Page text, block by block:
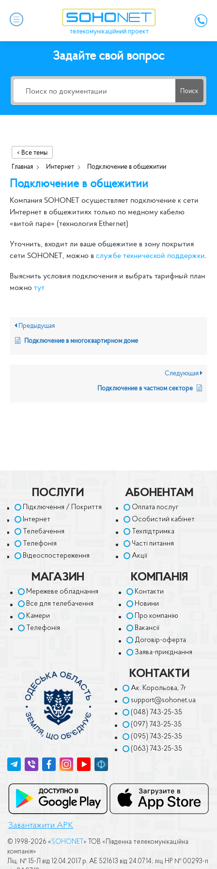
телекомунікаційний проект
Задайте свой вопрос
Поиск
< Все темы
Главная
Интернет Подключение в общежитии
Подключение в общежитии
Компания SOHONET осуществляет подключение к сети
Интернет в общежитиях только по медному кабелю
«витой паре» (технология Ethernet)
Уточнить, входит ли ваше общежитие в зону покрытия
сети SOHONET, можно в службе технической поддержки.
Выяснить условия подключения и выбрать тарифный план
можно тут
Предыдущая
Подключение в многоквартирном доме
Следующая
Подключение в частном секторе
ПОСЛУГИ
Підключення / Покриття
Інтернет
Телебачення
Телефонія
Відеоспостереження
АБОНЕНТАМ
Оплата послуг
Особистий кабінет
Техпідтримка
Часті питання
Акції
МАГАЗИН
Мережеве обладнання
Все для телебачення
Камери
Телефонія
КОМПАНІЯ
Контакти
Новини
Про компанію
Вакансії
Договір-оферта
Заява-приєднання
КОНТАКТИ
Ак. Корольова, 7г
support@sohonet.ua
(048) 743-25-35
(097) 743-25-35
(095) 743-25-35
(063) 743-25-35
Завантажити APK
© 1998-2026 «SOHONET » ТОВ «Пiвденна телекомунiкацiйна
компанiя»
Лiц. № 15-Л вiд 12.04.2017 р. АЕ 521613 вiд 24.07.14; лiц.НР № 00293-п